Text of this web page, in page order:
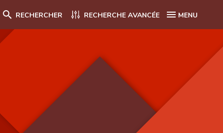
RECHERCHER RECHERCHE AVANCÉE MENU